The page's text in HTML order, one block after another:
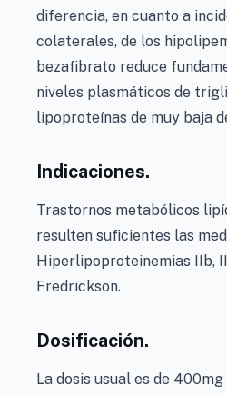
diferencia, en cuanto a
colaterales, de los
bezafibrato reduce
niveles plasmáticos de
lipoproteínas de muy baja
Indicaciones.
Trastornos metabólicos
resulten suficientes las
Hiperlipoproteinemias IIb,
Fredrickson.
Dosificación.
La dosis usual es de